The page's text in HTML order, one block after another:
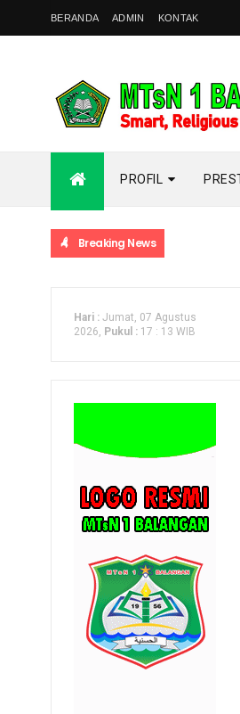
BERANDA ADMIN KONTAK
PROFIL
Breaking News
Hari : Jumat, 07 Agustus
2026, Pukul : 17 : 13 WIB